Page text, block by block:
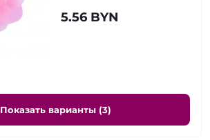
5.56 BYN
Показать варианты (3)